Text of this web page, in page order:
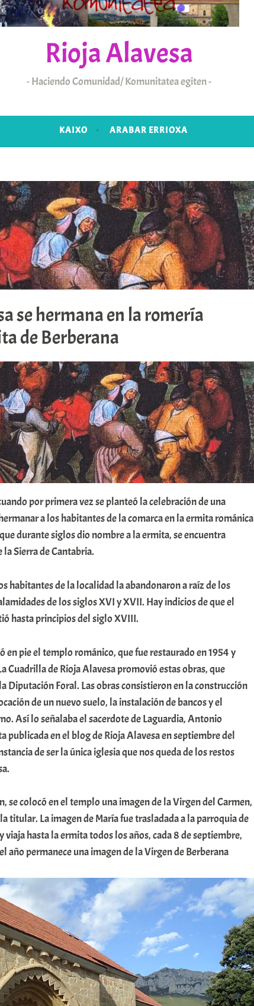
Rioja Alavesa
Haciendo Comunidad/ Komunitatea egiten
KAIXO ARABAR ERRIOXA
se hermana en la romería
de Berberana
por primera vez se planteó la celebración de una
a los habitantes de la comarca en la ermita románica
durante siglos dio nombre a la ermita, se encuentra
la Sierra de Cantabria.
habitantes de la localidad la abandonaron a raíz de los
de los siglos XVI y XVII. Hay indicios de que el
hasta principios del siglo XVIII.
en pie el templo románico, que fue restaurado en 1954 y
Cuadrilla de Rioja Alavesa promovió estas obras, que
Diputación Foral. Las obras consistieron en la construcción
de un nuevo suelo, la instalación de bancos y el
Así lo señalaba el sacerdote de Laguardia, Antonio
publicada en el blog de Rioja Alavesa en septiembre del
de ser la única iglesia que nos queda de los restos
se colocó en el templo una imagen de la Virgen del Carmen,
titular. La imagen de María fue trasladada a la parroquia de
viaja hasta la ermita todos los años, cada 8 de septiembre,
año permanece una imagen de la Virgen de Berberana